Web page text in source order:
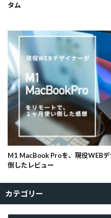
タム
M1 MacBook Proを、現役WEB
倒したレビュー
カテゴリー